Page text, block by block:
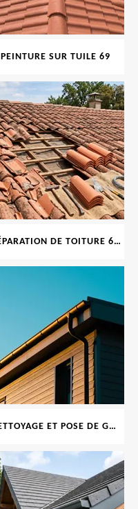
PEINTURE SUR TUILE 69
RÉPARATION DE TOITURE 69 RHONE, TUILES CASSÉES OU ABIMÉES
NETTOYAGE ET POSE DE GOUTTIÈRE 69